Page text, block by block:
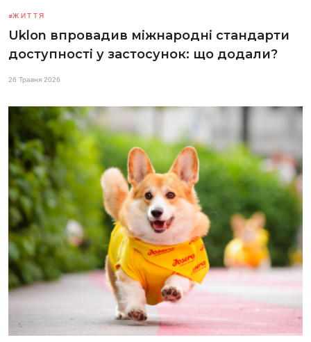
ЖИТТЯ
Uklon впровадив міжнародні стандарти
доступності у застосунок: що додали?
26 Травня 2026